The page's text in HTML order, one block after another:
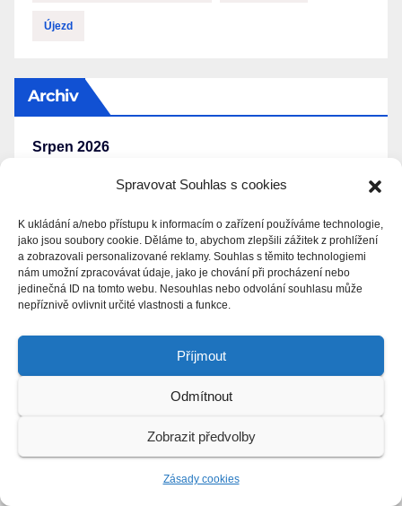
Spravovat Souhlas s cookies
K ukládání a/nebo přístupu k informacím o zařízení používáme technologie,
jako jsou soubory cookie. Děláme to, abychom zlepšili zážitek z prohlížení
a zobrazovali personalizované reklamy. Souhlas s těmito technologiemi
nám umožní zpracovávat údaje, jako je chování při procházení nebo
jedinečná ID na tomto webu. Nesouhlas nebo odvolání souhlasu může
nepříznivě ovlivnit určité vlastnosti a funkce.
Příjmout
Odmítnout
Zobrazit předvolby
Zásady cookies
Újezd
Archiv
Srpen 2026
St Čt Pá So
1 2
3 4 5 6 7 8 9
20
27
« Dub